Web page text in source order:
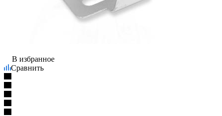
В избранное
Сравнить